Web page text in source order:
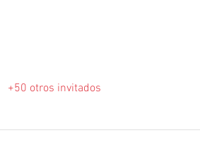
+50 otros invitados